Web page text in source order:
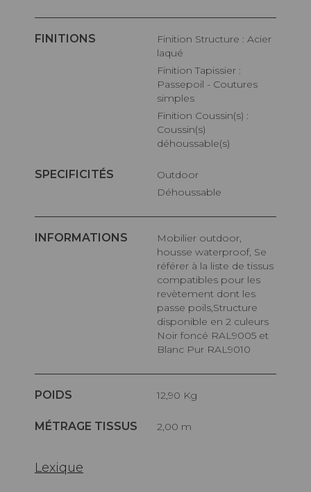
FINITIONS
Finition Structure : Acier
laqué
Finition Tapissier :
Passepoil - Coutures
simples
Finition Coussin(s) :
Coussin(s)
déhoussable(s)
SPECIFICITÉS
Outdoor
Déhoussable
INFORMATIONS
Mobilier outdoor,
housse waterproof, Se
référer à la liste de tissus
compatibles pour les
revètement dont les
passe poils,Structure
disponible en 2 culeurs
Noir foncé RAL9005 et
Blanc Pur RAL9010
POIDS 12,90 Kg
MÉTRAGE TISSUS 2,00 m
Lexique